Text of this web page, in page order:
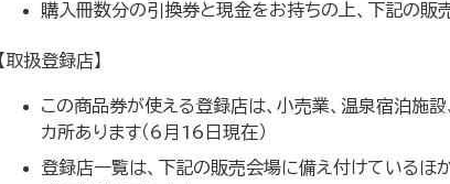
購入冊数分の引換券と現金をお持ちの上、下記の販
【取扱登録店】
この商品券が使える登録店は、小売業、温泉宿泊施
カ所あります（6月16日現在）
登録店一覧は、下記の販売会場に備え付けているほ